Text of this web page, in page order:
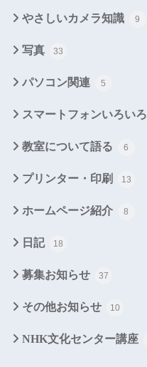
やさしいカメラ知識 9
写真 33
パソコン関連 5
スマートフォンいろいろ
教室について語る 6
プリンター・印刷 13
ホームページ紹介 8
日記 18
募集お知らせ 37
その他お知らせ 10
NHK文化センター講座